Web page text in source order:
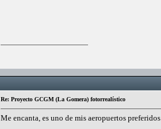
Re: Proyecto GCGM (La Gomera) fotorrealístico
Me encanta, es uno de mis aeropuertos